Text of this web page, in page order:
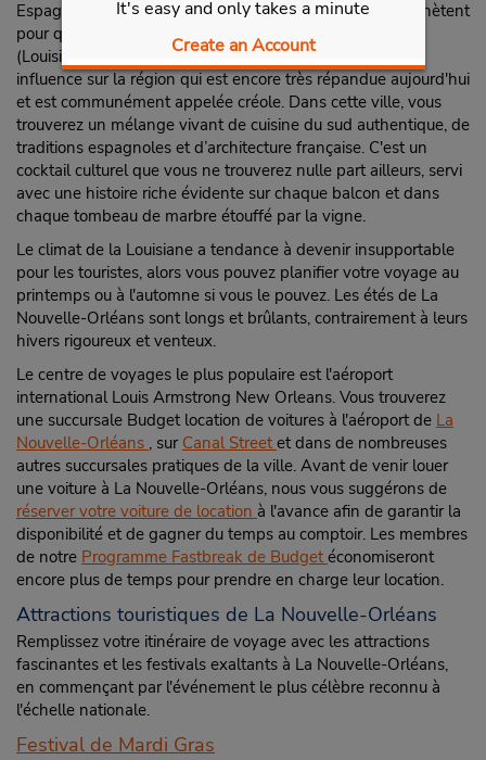
It's easy and only takes a minute
Create an Account
Espagnols pendant 40 ans avant que les États-Unis l'achètent
pour quelques cents à l'acre de la Vente de la Louisiane
(Louisiana Purchase). Ce mélange culturel a eu une forte
influence sur la région qui est encore très répandue aujourd'hui
et est communément appelée créole. Dans cette ville, vous
trouverez un mélange vivant de cuisine du sud authentique, de
traditions espagnoles et d’architecture française. C'est un
cocktail culturel que vous ne trouverez nulle part ailleurs, servi
avec une histoire riche évidente sur chaque balcon et dans
chaque tombeau de marbre étouffé par la vigne.
Le climat de la Louisiane a tendance à devenir insupportable
pour les touristes, alors vous pouvez planifier votre voyage au
printemps ou à l'automne si vous le pouvez. Les étés de La
Nouvelle-Orléans sont longs et brûlants, contrairement à leurs
hivers rigoureux et venteux.
Le centre de voyages le plus populaire est l'aéroport
international Louis Armstrong New Orleans. Vous trouverez
une succursale Budget location de voitures à l'aéroport de La
Nouvelle-Orléans , sur Canal Streetet dans de nombreuses
autres succursales pratiques de la ville. Avant de venir louer
une voiture à La Nouvelle-Orléans, nous vous suggérons de
réserver votre voiture de location à l'avance afin de garantir la
disponibilité et de gagner du temps au comptoir. Les membres
de notre Programme Fastbreak de Budgetéconomiseront
encore plus de temps pour prendre en charge leur location.
Attractions touristiques de La Nouvelle-Orléans
Remplissez votre itinéraire de voyage avec les attractions
fascinantes et les festivals exaltants à La Nouvelle-Orléans,
en commençant par l'événement le plus célèbre reconnu à
l'échelle nationale.
Festival de Mardi Gras